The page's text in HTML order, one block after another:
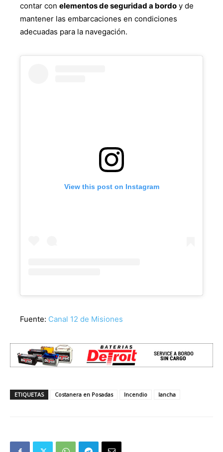
contar con elementos de seguridad a bordo y de
mantener las embarcaciones en condiciones
adecuadas para la navegación.
View this post on Instagram
Fuente: Canal 12 de Misiones
ETIQUETAS Costanera en Posadas Incendio lancha